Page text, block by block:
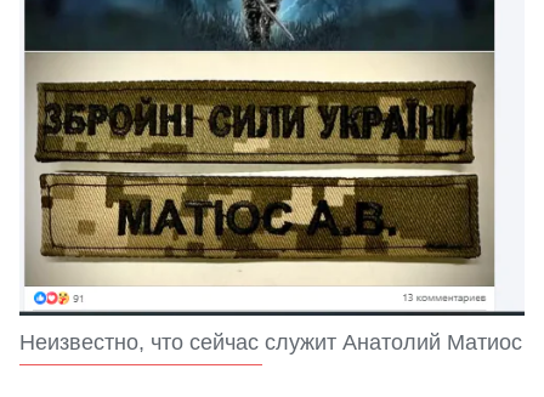
Неизвестно, что сейчас служит Анатолий Матиос